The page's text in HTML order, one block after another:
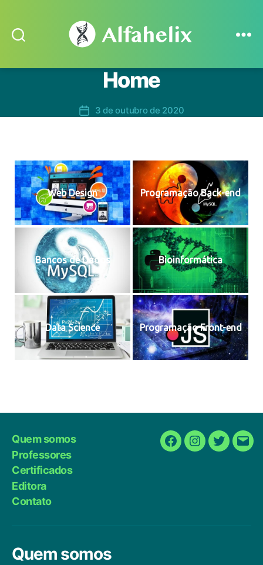
Home
Data3 de outubro de 2020
Web Design Programação Back-end
Bancos de Dados Bioinformática
Data Science Programação Front-end
Quem somos
Professores
Certificados
Editora
Contato
FacebookInstagram
Twitter
E-
Quem somos